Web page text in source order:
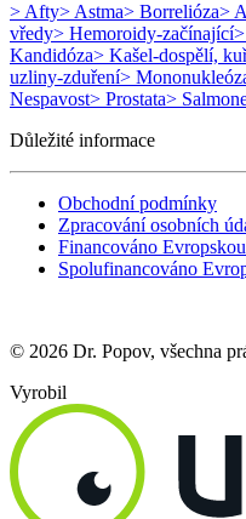
> Afty> Astma> Borrelióza>
vředy> Hemoroidy-začínající
Kandidóza> Kašel-dospělí,
uzliny-zduření>
Nespavost> Prostata>
Důležité informace
Obchodní podmínky
Zpracování osobních
Financováno
Spolufinancováno
© 2026 Dr. Popov, všechna
Vyrobil